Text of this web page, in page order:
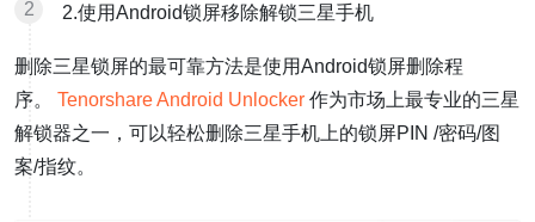
2.使用Android锁屏移除解锁三星手机
删除三星锁屏的最可靠方法是使用Android锁屏删除程
序。 Tenorshare Android Unlocker 作为市场上最专业的三星
解锁器之一，可以轻松删除三星手机上的锁屏PIN /密码/图
案/指纹。